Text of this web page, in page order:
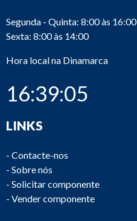
Segunda - Quinta: 8:00 às 16:00
Sexta: 8:00 às 14:00
Hora local na Dinamarca
16:39:05
LINKS
- Contacte-nos
- Sobre nós
- Solicitar componente
- Vender componente